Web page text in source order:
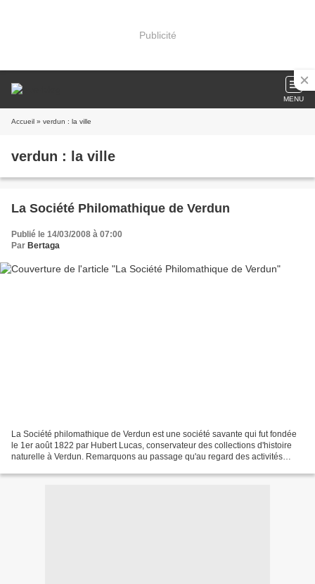
Publicité
MENU
Accueil » verdun : la ville
verdun : la ville
La Société Philomathique de Verdun
Publié le 14/03/2008 à 07:00
Par Bertaga
La Société philomathique de Verdun est une société savante qui fut fondée
le 1er août 1822 par Hubert Lucas, conservateur des collections d'histoire
naturelle à Verdun. Remarquons au passage qu'au regard des activités